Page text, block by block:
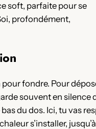
soft, parfaite pour se
profondément,
fondre. Pour
souvent en silence
du dos. Ici, tu vas
s’installer,